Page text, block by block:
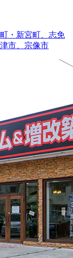
・新宮町、志免
市、宗像市